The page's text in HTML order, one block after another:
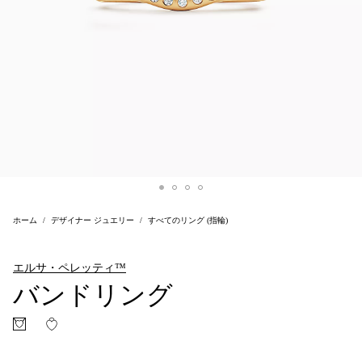
ホーム デザイナー ジュエリー すべてのリング (指輪)
エルサ・ペレッティ™
バンドリング